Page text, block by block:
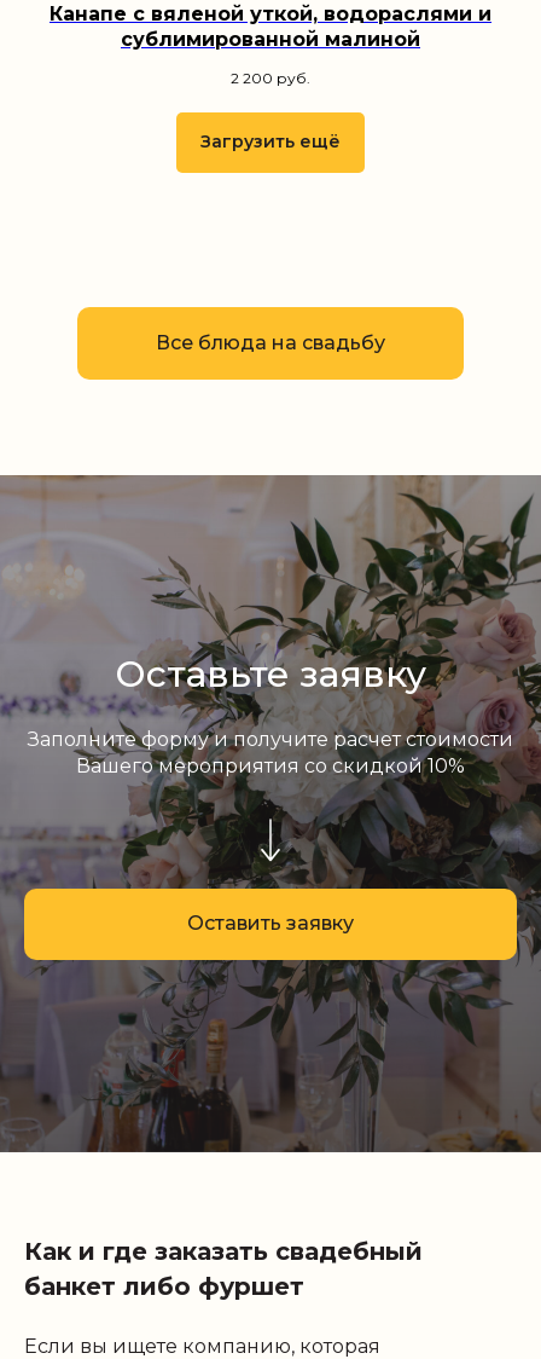
Канапе с вяленой уткой, водораслями и
сублимированной малиной
2 200 руб.
Загрузить ещё
Все блюда на свадьбу
Оставьте заявку
Заполните форму и получите расчет стоимости
Вашего мероприятия со скидкой 10%
Оставить заявку
Как и где заказать свадебный
банкет либо фуршет
Если вы ищете компанию, которая